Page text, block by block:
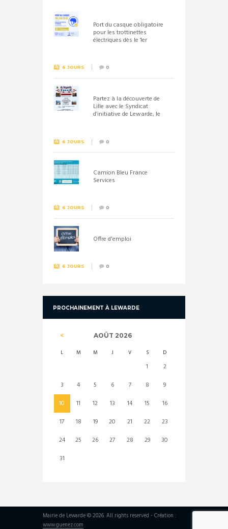
Port du casque obligatoire
pour les trottinettes
électriques dès le 1er
6 JOURS 0
Partez à la découverte de
Lille avec le Syndicat
d’initiative de Lewarde, le
6 JOURS 0
Camion Bleu France
Services
6 JOURS 0
Offre d'emploi
6 JOURS 0
PROCHAINEMENT À LEWARDE
AOÛT 2026
L M M J V S D
1
2
3
4 5 6 7 8
9
10
11 12 13 14 15
16
17
18 19 20 21 22
23
24
25 26 27 28 29
30
31
Mairie de Lewarde © 2026. All rights reserved - Création :
www.guenez.com